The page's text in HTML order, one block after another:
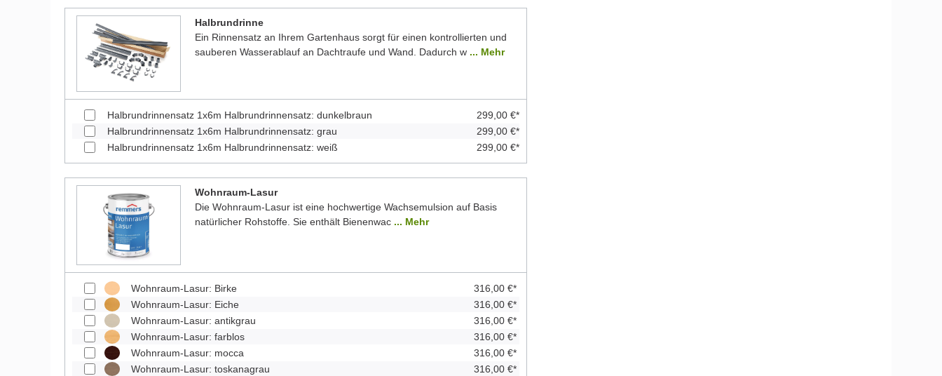
Halbrundrinne
Ein Rinnensatz an Ihrem Gartenhaus sorgt für einen kontrollierten und
sauberen Wasserablauf an Dachtraufe und Wand. Dadurch w ... Mehr
Halbrundrinnensatz 1x6m Halbrundrinnensatz: dunkelbraun
299,00 €*
Halbrundrinnensatz 1x6m Halbrundrinnensatz: grau
299,00 €*
Halbrundrinnensatz 1x6m Halbrundrinnensatz: weiß
299,00 €*
Wohnraum-Lasur
Die Wohnraum-Lasur ist eine hochwertige Wachsemulsion auf Basis
natürlicher Rohstoffe. Sie enthält Bienenwac ... Mehr
Wohnraum-Lasur: Birke
316,00 €*
Wohnraum-Lasur: Eiche
316,00 €*
Wohnraum-Lasur: antikgrau
316,00 €*
Wohnraum-Lasur: farblos
316,00 €*
Wohnraum-Lasur: mocca
316,00 €*
Wohnraum-Lasur: toskanagrau
316,00 €*